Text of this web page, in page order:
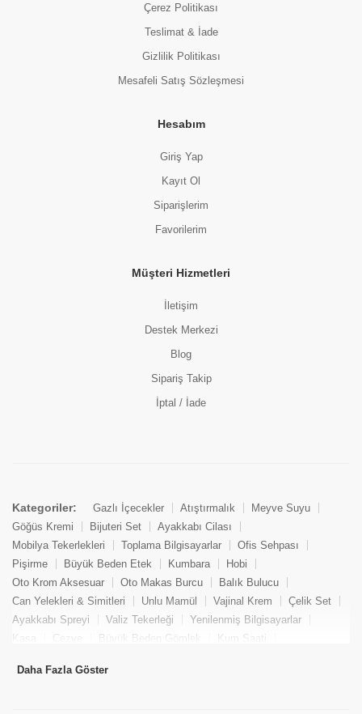
Çerez Politikası
Teslimat & İade
Gizlilik Politikası
Mesafeli Satış Sözleşmesi
Hesabım
Giriş Yap
Kayıt Ol
Siparişlerim
Favorilerim
Müşteri Hizmetleri
İletişim
Destek Merkezi
Blog
Sipariş Takip
İptal / İade
Kategoriler: Gazlı İçecekler Atıştırmalık
Meyve Suyu
Göğüs Kremi
Bijuteri Set
Ayakkabı Cilası
Mobilya Tekerlekleri
Toplama Bilgisayarlar
Ofis Sehpası
Pişirme
Büyük Beden Etek Kumbara
Hobi
Oto Krom Aksesuar
Oto Makas Burcu
Balık Bulucu
Can Yelekleri & Simitleri
Unlu Mamül Vajinal Krem
Çelik Set
Ayakkabı Spreyi
Valiz Tekerleği
Yenilenmiş Bilgisayarlar
Kasa
Cezve Büyük Beden Gömlek
Kum Saati
Tekne Bağlama & Demirleme
Daha Fazla Göster